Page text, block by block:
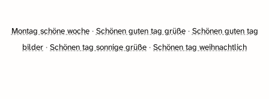
Montag schöne woche· Schönen guten tag grüße· Schönen guten tag
bilder · Schönen tag sonnige grüße · Schönen tag weihnachtlich